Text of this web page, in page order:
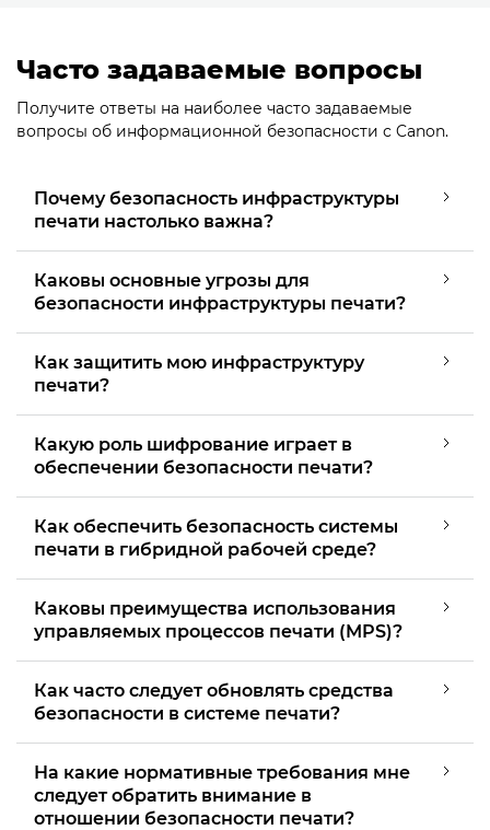
Часто задаваемые вопросы
Получите ответы на наиболее часто задаваемые
вопросы об информационной безопасности с Canon.
Почему безопасность инфраструктуры
печати настолько важна?
Каковы основные угрозы для
безопасности инфраструктуры печати?
Как защитить мою инфраструктуру
печати?
Какую роль шифрование играет в
обеспечении безопасности печати?
Как обеспечить безопасность системы
печати в гибридной рабочей среде?
Каковы преимущества использования
управляемых процессов печати (MPS)?
Как часто следует обновлять средства
безопасности в системе печати?
На какие нормативные требования мне
следует обратить внимание в
отношении безопасности печати?